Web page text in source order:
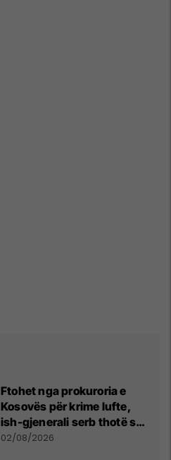
Ftohet nga prokuroria e
Kosovës për krime lufte,
ish-gjenerali serb thotë se
dikush e tradhtoi në
02/08/2026